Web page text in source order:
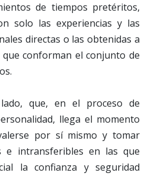
de tiempos pretéritos,
solo las experiencias y las
directas o las obtenidas a
conforman el conjunto de
que, en el proceso de
llega el momento
por sí mismo y tomar
e intransferibles en las que
la confianza y seguridad